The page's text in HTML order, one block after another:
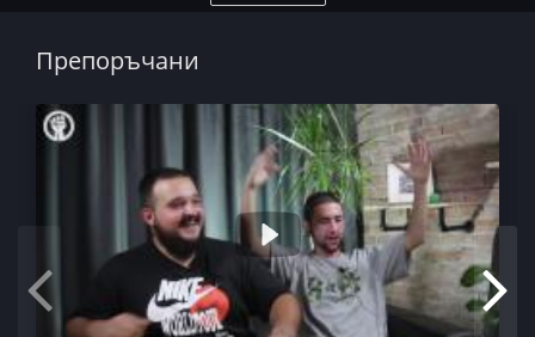
19:20 Hypnotize Minds и СТЗ мацките
20:35 Новите трапове и ArtimoX
28:24 Дразнители и freestyle батъли
https://bit.ly/2ZAUQmI
Всички ЙО-линкове към FB страници и 2 затворени групи, IG
профили, музикални и видео платформи са тук:
https://linktr.ee/yomruk
ЙоМРУК Мърч -https://bit.ly/2NptUu6
Препоръчани